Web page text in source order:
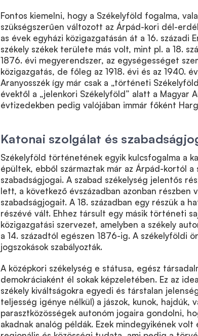
Fontos kiemelni, hogy a Székelyföld fogalma,
szükségszerűen változott az Árpád-kori dél-
as évek egyházi közigazgatásán át a 16. századi
székely székek területe más volt, mint pl. a 18.
1876. évi megyerendszer, az egységességet
közigazgatás, de főleg az 1918. évi és az 1940.
Aranyosszék így már csak a „történeti
évektől a „jelenkori Székelyföld” alatt a Magyar
évtizedekben pedig valójában immár főként
Katonai szolgálat és
Székelyföld történetének egyik kulcsfogalma a
épültek, ebből származtak már az Árpád-kortól a
szabadságjogai. A szabad székelység jelentős
lett, a következő évszázadban azonban részben
szabadságjogait. A 18. században egy részük a
részévé vált. Ehhez társult egy másik történeti
közigazgatási szervezet, amelyben a székely
a 14. századtól egészen 1876-ig. A székelyföldi
jogszokások szabályozták.
A középkori székelység e státusa, egész
demokráciaként él sokak képzeletében. Ez az
székely kiváltságokra egyedi és társtalan
teljesség igénye nélkül) a jászok, kunok, hajdúk,
parasztközösségek autonóm jogaira gondolni,
akadnak analóg példák. Ezek mindegyikének